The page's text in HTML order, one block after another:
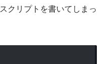
クリプトを書いてしまっ